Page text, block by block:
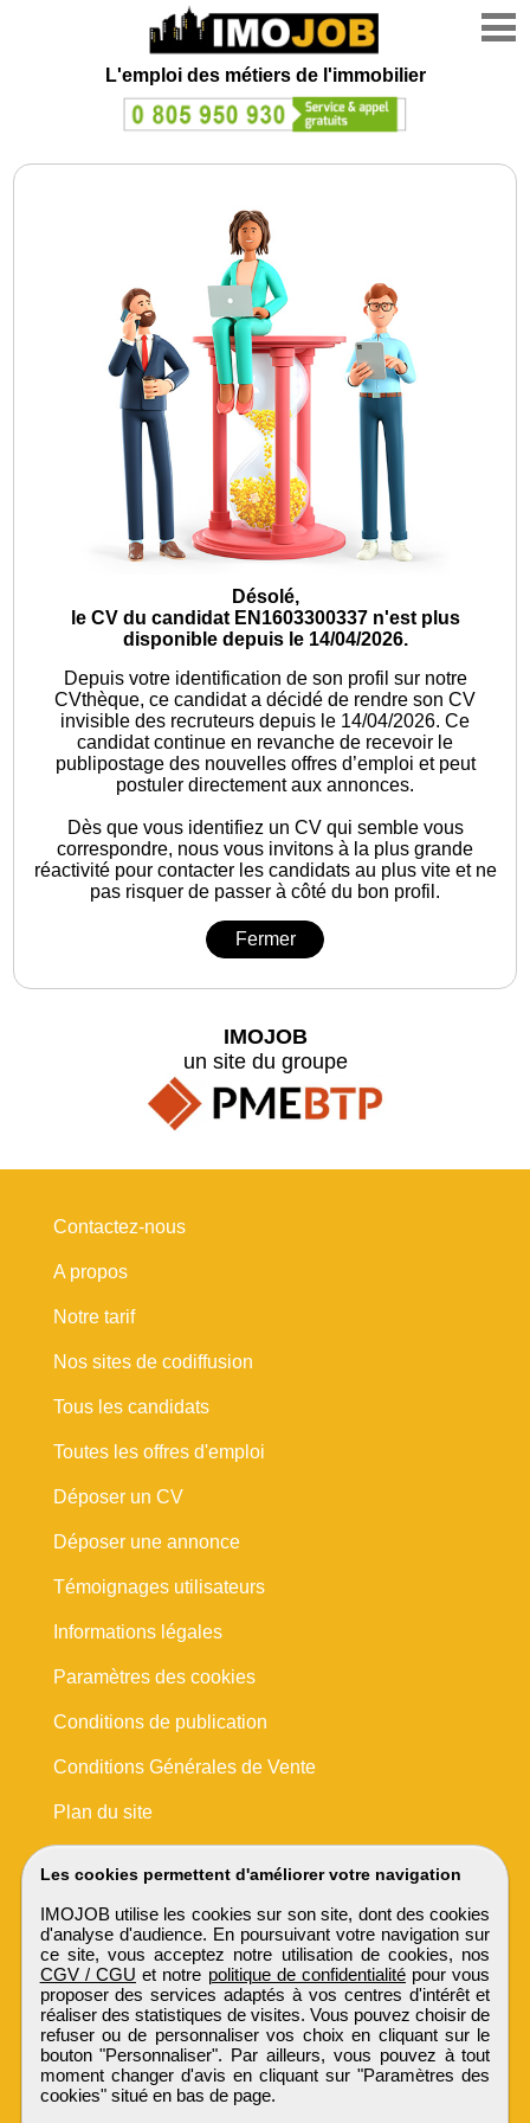
L'emploi des métiers de l'immobilier
Désolé,
le CV du candidat EN1603300337 n'est plus
disponible depuis le 14/04/2026.
Depuis votre identification de son profil sur notre
CVthèque, ce candidat a décidé de rendre son CV
invisible des recruteurs depuis le 14/04/2026. Ce
candidat continue en revanche de recevoir le
publipostage des nouvelles offres d’emploi et peut
postuler directement aux annonces.
Dès que vous identifiez un CV qui semble vous
correspondre, nous vous invitons à la plus grande
réactivité pour contacter les candidats au plus vite et ne
pas risquer de passer à côté du bon profil.
Fermer
Les cookies permettent d'améliorer votre navigation
IMOJOB utilise les cookies sur son site, dont des cookies
d'analyse d'audience. En poursuivant votre navigation sur
ce site, vous acceptez notre utilisation de cookies, nos
CGV / CGU et notre politique de confidentialité pour vous
proposer des services adaptés à vos centres d'intérêt et
réaliser des statistiques de visites. Vous pouvez choisir de
refuser ou de personnaliser vos choix en cliquant sur le
bouton "Personnaliser". Par ailleurs, vous pouvez à tout
moment changer d'avis en cliquant sur "Paramètres des
cookies" situé en bas de page.
IMOJOB
un site du groupe
Contactez-nous
A propos
Notre tarif
Nos sites de codiffusion
Tous les candidats
Toutes les offres d'emploi
Déposer un CV
Déposer une annonce
Témoignages utilisateurs
Informations légales
Paramètres des cookies
Conditions de publication
Conditions Générales de Vente
Plan du site